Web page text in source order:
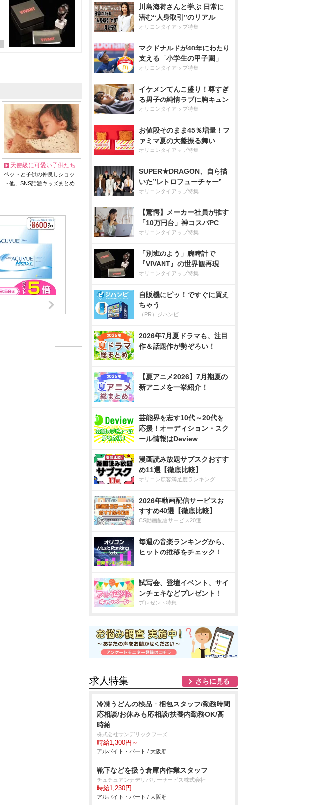
天使級に可愛い子供たち
ペットと子供の仲良しショッ
ト他、SNS話題キッズまとめ
川島海荷さんと学ぶ 日常に
潜む“人身取引”のリアル
オリコンタイアップ特集
マクドナルドが40年にわたり
支える「小学生の甲子園」
オリコンタイアップ特集
イケメンてんこ盛り！尊すぎ
る男子の純情ラブに胸キュン
オリコンタイアップ特集
お値段そのまま45％増量！フ
ァミマ夏の大盤振る舞い
オリコンタイアップ特集
SUPER★DRAGON、自ら描
いた”レトロフューチャー”
オリコンタイアップ特集
【驚愕】メーカー社員が推す
「10万円台」神コスパPC
オリコンタイアップ特集
「別班のよう」腕時計で
『VIVANT』の世界観再現
オリコンタイアップ特集
自販機にピッ！ですぐに買え
ちゃう
（PR）ジハンピ
2026年7月夏ドラマも、注目
作＆話題作が勢ぞろい！
【夏アニメ2026】7月期夏の
新アニメを一挙紹介！
芸能界を志す10代～20代を
応援！オーディション・スク
ール情報はDeview
漫画読み放題サブスクおすす
め11選【徹底比較】
オリコン顧客満足度ランキング
2026年動画配信サービスお
すすめ40選【徹底比較】
CS動画配信サービス20選
毎週の音楽ランキングから、
ヒットの推移をチェック！
試写会、登壇イベント、サイ
ンチェキなどプレゼント！
プレゼント特集
求人特集 さらに見る
冷凍うどんの検品・梱包スタッフ/勤務時間
応相談/お休みも応相談/扶養内勤務OK/高
時給
株式会社サンデリックフーズ
時給1,300円～
アルバイト・パート / 大阪府
靴下などを扱う倉庫内作業スタッフ
チュチュアンナデリバリーサービス株式会社
時給1,230円
アルバイト・パート / 大阪府